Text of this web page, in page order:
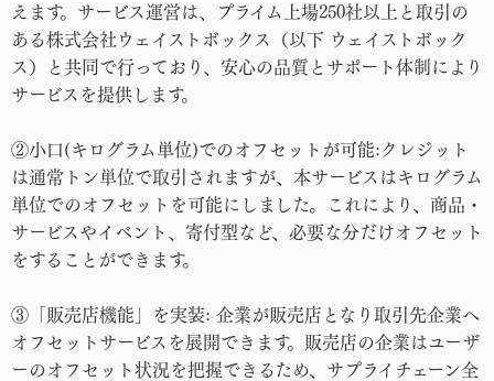
えます。サービス運営は、プライム上場250社以上と取引の
ある株式会社ウェイストボックス（以下 ウェイストボック
ス）と共同で行っており、安心の品質とサポート体制により
サービスを提供します。
②小口(キログラム単位)でのオフセットが可能:クレジット
は通常トン単位で取引されますが、本サービスはキログラム
単位でのオフセットを可能にしました。これにより、商品・
サービスやイベント、寄付型など、必要な分だけオフセット
をすることができます。
③「販売店機能」を実装: 企業が販売店となり取引先企業へ
オフセットサービスを展開できます。販売店の企業はユーザ
ーのオフセット状況を把握できるため、サプライチェーン全